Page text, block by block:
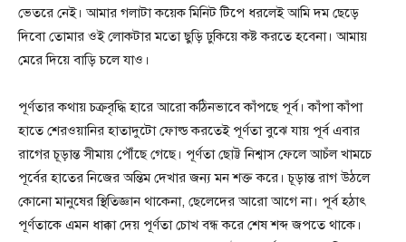
ভেতরে নেই। আমার গলাটা কয়েক মিনিট টিপে ধরলেই আমি দম ছেড়ে
দিবো তোমার ওই লোকটার মতো ছুড়ি ঢুকিয়ে কষ্ট করতে হবেনা। আমায়
মেরে দিয়ে বাড়ি চলে যাও।
পূর্ণতার কথায় চক্রবৃদ্ধি হারে আরো কঠিনভাবে কাঁপছে পূর্ব। কাঁপা কাঁপা
হাতে শেরওয়ানির হাতাদুটো ফোল্ড করতেই পূর্ণতা বুঝে যায় পূর্ব এবার
রাগের চূড়ান্ত সীমায় পৌঁছে গেছে। পূর্ণতা ছোট্ট নিশ্বাস ফেলে আচঁল খামচে
পূর্বের হাতের নিজের অন্তিম দেখার জন্য মন শক্ত করে। চূড়ান্ত রাগ উঠলে
কোনো মানুষের স্থিতিজ্ঞান থাকেনা, ছেলেদের আরো আগে না। পূর্ব হঠাৎ
পূর্ণতাকে এমন ধাক্কা দেয় পূর্ণতা চোখ বন্ধ করে শেষ শব্দ জপতে থাকে।